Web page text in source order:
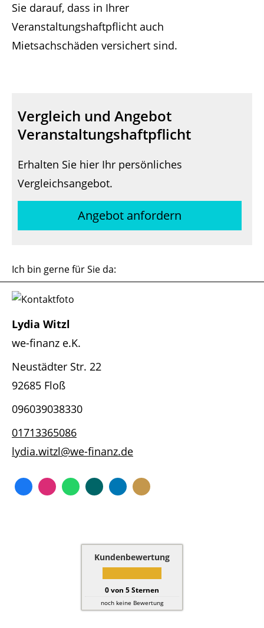
Sie darauf, dass in Ihrer
Veranstaltungshaftpflicht auch
Mietsachschäden versichert sind.
Vergleich und Angebot
Veranstaltungshaftpflicht
Erhalten Sie hier Ihr persönliches
Vergleichsangebot.
Angebot anfordern
Ich bin gerne für Sie da:
Lydia Witzl
we-finanz e.K.
Neustädter Str. 22
92685 Floß
096039038330
01713365086
lydia.witzl@we-finanz.de
Kundenbewertung
0von 5Sternen
noch keine Bewertung